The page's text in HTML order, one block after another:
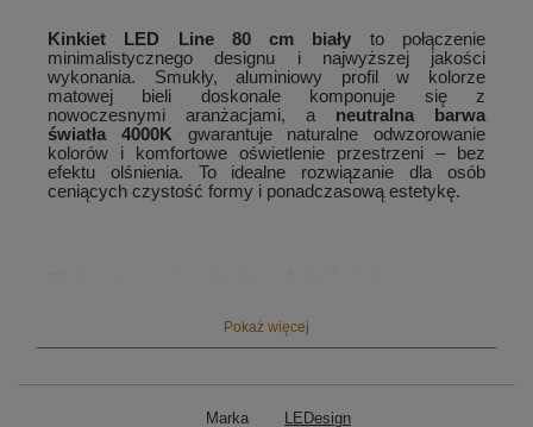
Kinkiet LED Line 80 cm biały to połączenie
minimalistycznego designu i najwyższej jakości
wykonania. Smukły, aluminiowy profil w kolorze
matowej bieli doskonale komponuje się z
nowoczesnymi aranżacjami, a neutralna barwa
światła 4000K gwarantuje naturalne odwzorowanie
kolorów i komfortowe oświetlenie przestrzeni – bez
efektu olśnienia. To idealne rozwiązanie dla osób
ceniących czystość formy i ponadczasową estetykę.
Nowoczesna konstrukcja kinkietu LED Line 80 cm
tworzy delikatne, równomiernie rozproszone światło.
idealnie uzupełnia aranżacje w stylu modern,
Pokaż więcej
Marka LEDesign